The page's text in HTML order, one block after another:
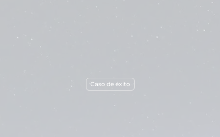
Caso de éxito